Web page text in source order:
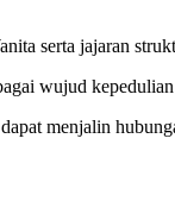
serta jajaran
wujud
menjalin